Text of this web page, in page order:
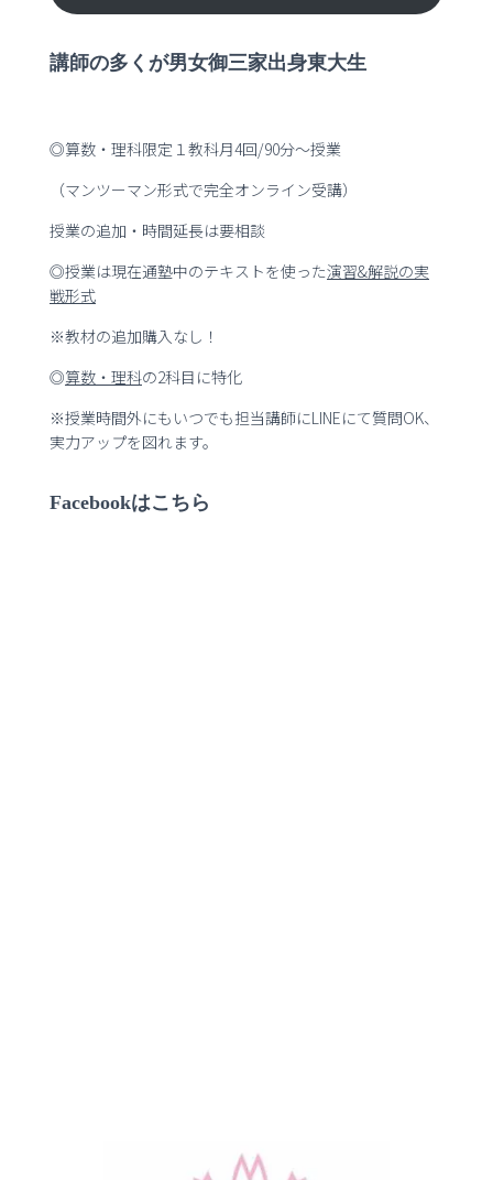
講師の多くが男女御三家出身東大生
◎算数・理科限定１教科月4回/90分～授業
（マンツーマン形式で完全オンライン受講）
授業の追加・時間延長は要相談
◎授業は現在通塾中のテキストを使った演習&解説の実
戦形式
※教材の追加購入なし！
◎算数・理科の2科目に特化
※授業時間外にもいつでも担当講師にLINEにて質問OK、
実力アップを図れます。
Facebookはこちら